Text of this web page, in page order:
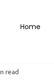
Home
read